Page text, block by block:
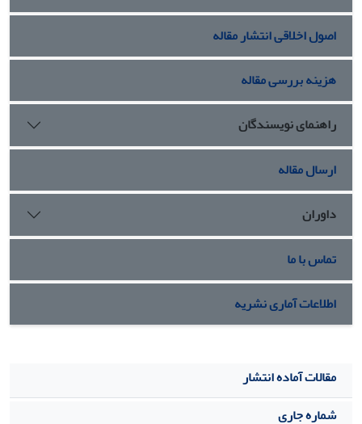
اصول اخلاقی انتشار مقاله
هزینه بررسی مقاله
راهنمای نویسندگان
ارسال مقاله
داوران
تماس با ما
اطلاعات آماری نشریه
مقالات آماده انتشار
شماره جاری